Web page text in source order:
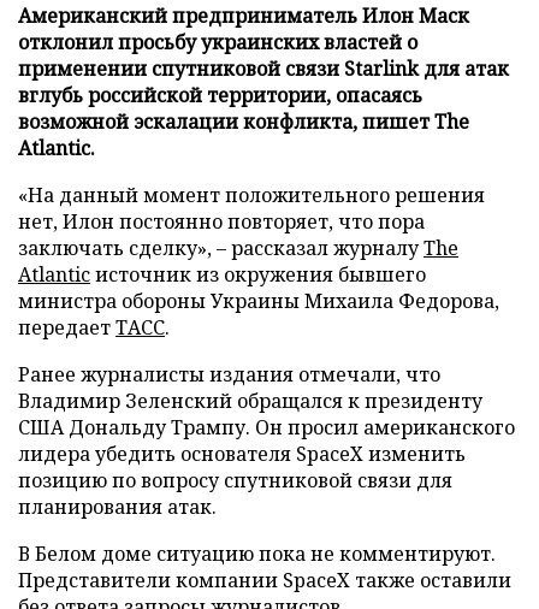
Американский предприниматель Илон Маск
отклонил просьбу украинских властей о
применении спутниковой связи Starlink для атак
вглубь российской территории, опасаясь
возможной эскалации конфликта, пишет The
Atlantic.
«На данный момент положительного решения
нет, Илон постоянно повторяет, что пора
заключать сделку», – рассказал журналуThe
Atlanticисточник из окружения бывшего
министра обороны Украины Михаила Федорова,
передаетТАСС.
Ранее журналисты издания отмечали, что
Владимир Зеленский обращался к президенту
США Дональду Трампу. Он просил американского
лидера убедить основателя SpaceX изменить
позицию по вопросу спутниковой связи для
планирования атак.
В Белом доме ситуацию пока не комментируют.
Представители компании SpaceX также оставили